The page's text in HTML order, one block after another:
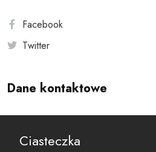
Facebook
Twitter
Dane kontaktowe
reset@resetobywatelski.pl
Ciasteczka